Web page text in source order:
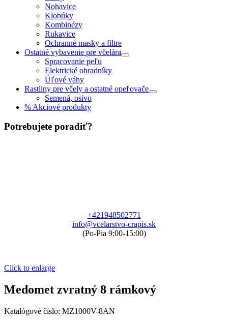
Nohavice
Klobúky
Kombinézy
Rukavice
Ochranné masky a filtre
Ostatné vybavenie pre včelára
Spracovanie peľu
Elektrické ohradníky
Úľové váhy
Rastliny pre včely a ostatné opeľovače
Semená, osivo
% Akciové produkty
Potrebujete poradiť?
+421948502771
info@vcelarstvo-crapis.sk
(Po-Pia 9:00-15:00)
Click to enlarge
Medomet zvratný 8 rámkový
Katalógové číslo: MZ1000V-8AN